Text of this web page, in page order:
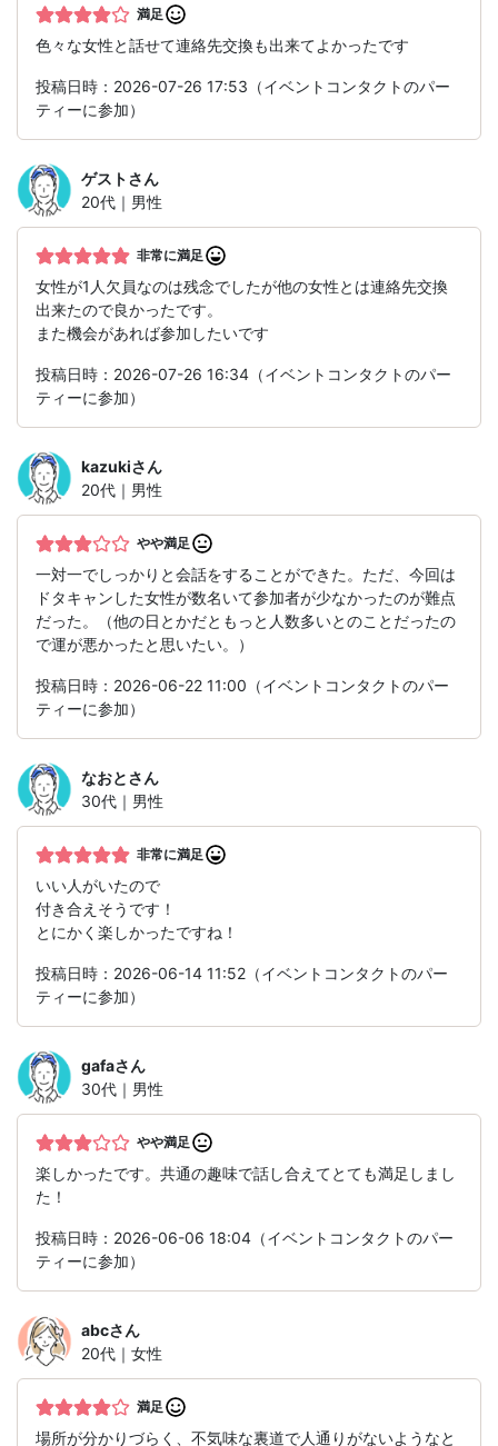
満足
色々な女性と話せて連絡先交換も出来てよかったです
投稿日時：2026-07-26 17:53（イベントコンタクトのパー
ティーに参加）
ゲストさん
20代｜男性
非常に満足
女性が1人欠員なのは残念でしたが他の女性とは連絡先交換
出来たので良かったです。
また機会があれば参加したいです
投稿日時：2026-07-26 16:34（イベントコンタクトのパー
ティーに参加）
kazukiさん
20代｜男性
やや満足
一対一でしっかりと会話をすることができた。ただ、今回は
ドタキャンした女性が数名いて参加者が少なかったのが難点
だった。（他の日とかだともっと人数多いとのことだったの
で運が悪かったと思いたい。）
投稿日時：2026-06-22 11:00（イベントコンタクトのパー
ティーに参加）
なおとさん
30代｜男性
非常に満足
いい人がいたので
付き合えそうです！
とにかく楽しかったですね！
投稿日時：2026-06-14 11:52（イベントコンタクトのパー
ティーに参加）
gafaさん
30代｜男性
やや満足
楽しかったです。共通の趣味で話し合えてとても満足しまし
た！
投稿日時：2026-06-06 18:04（イベントコンタクトのパー
ティーに参加）
abcさん
20代｜女性
満足
場所が分かりづらく、不気味な裏道で人通りがないようなと